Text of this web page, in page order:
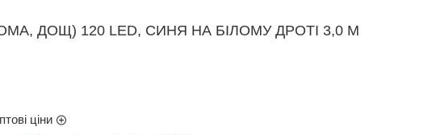
ДОЩ) 120 LED, СИНЯ НА БІЛОМУ ДРОТІ 3,0 М
ціни